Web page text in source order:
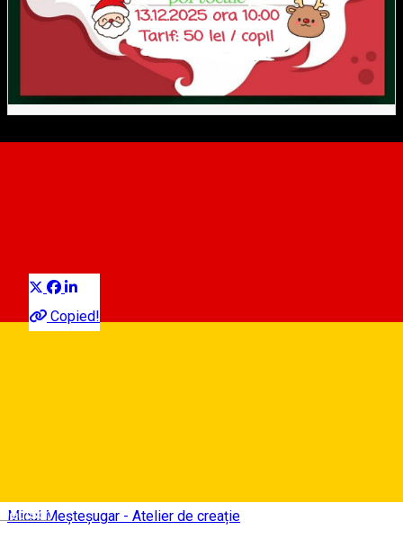
Deutsch
Dragă MOȘ CRĂCIUN - atelier
Copied!
Für Kinder
Micul Meșteșugar - Atelier de creație